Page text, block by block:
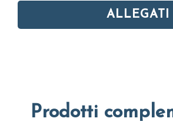
ALLEGATI
Prodotti